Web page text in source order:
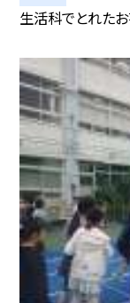
生活科でとれたお